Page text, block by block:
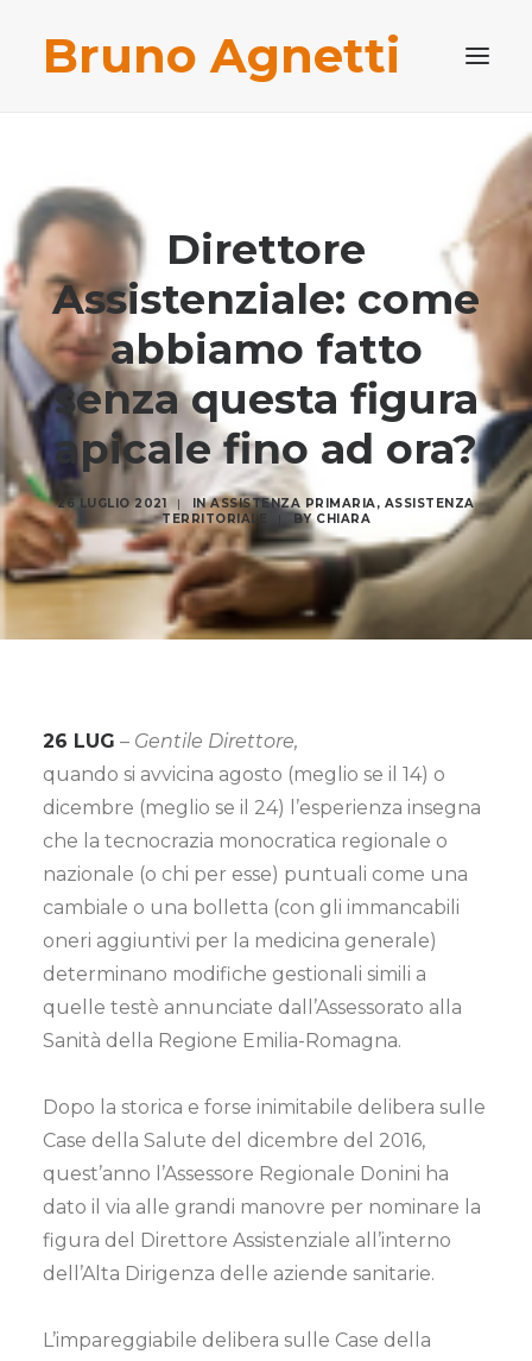
Bruno Agnetti
PUBBLICAZIONI
BLOG
CONTATTI
RICERCA
Direttore
Assistenziale: come
abbiamo fatto
senza questa figura
apicale fino ad ora?
26 LUGLIO 2021 | INASSISTENZA PRIMARIA, ASSISTENZA
TERRITORIALE
BYCHIARA
26 LUG – Gentile Direttore,
quando si avvicina agosto (meglio se il 14) o
dicembre (meglio se il 24) l’esperienza insegna
che la tecnocrazia monocratica regionale o
nazionale (o chi per esse) puntuali come una
cambiale o una bolletta (con gli immancabili
oneri aggiuntivi per la medicina generale)
determinano modifiche gestionali simili a
quelle testè annunciate dall’Assessorato alla
Sanità della Regione Emilia-Romagna.
Dopo la storica e forse inimitabile delibera sulle
Case della Salute del dicembre del 2016,
quest’anno l’Assessore Regionale Donini ha
dato il via alle grandi manovre per nominare la
figura del Direttore Assistenziale all’interno
dell’Alta Dirigenza delle aziende sanitarie.
L’impareggiabile delibera sulle Case della